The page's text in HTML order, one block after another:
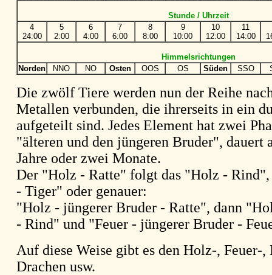
Stunde / Uhrzeit
4
24:00
5
2:00
6
4:00
7
6:00
8
8:00
9
10:00
10
12:00
11
14:00
Himmelsrichtungen
Norden
NNO NO Osten OOS OS Süden SSO
Die zwölf Tiere werden nun der Reihe
Metallen verbunden, die ihrerseits in ein
aufgeteilt sind. Jedes Element hat zwei
"älteren und den jüngeren Bruder", dauert
Jahre oder zwei Monate.
Der "Holz - Ratte" folgt das "Holz - Rind",
- Tiger" oder genauer:
"Holz - jüngerer Bruder - Ratte", dann
- Rind" und "Feuer - jüngerer Bruder -
Auf diese Weise gibt es den Holz-, Feuer-
Drachen usw.